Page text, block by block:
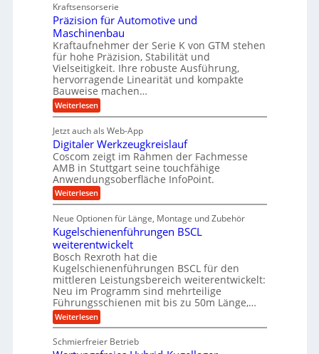
i
n
d
e
t
r
i
e
b
e
f
ü
r
r
a
e
U
m
g
e
b
u
n
g
e
n
d
A
u
f
t
r
a
s
e
i
n
g
a
n
g
l
o
s
e
,
w
e
n
i
g
e
r
S
t
e
l
e
n
h
n
s
t
a
n
g
e
n
g
e
t
r
i
e
b
e
f
ü
r
r
ä
z
i
s
e
H
u
b
b
e
w
e
g
Kraftsensorserie
Präzision für Automotive und
Maschinenbau
Kraftaufnehmer der Serie K von GTM stehen
für hohe Präzision, Stabilität und
Vielseitigkeit. Ihre robuste Ausführung,
hervorragende Linearität und kompakte
Bauweise machen…
Weiterlesen:
P
ä
z
i
s
i
o
n
f
r
A
u
t
o
m
o
t
i
v
e
n
Jetzt auch als Web-App
Digitaler Werkzeugkreislauf
Coscom zeigt im Rahmen der Fachmesse
AMB in Stuttgart seine touchfähige
Anwendungsoberfläche InfoPoint.
Weiterlesen:
D
g
i
t
a
l
e
r
W
e
r
k
z
e
u
Neue Optionen für Länge, Montage und Zubehör
Kugelschienenführungen BSCL
weiterentwickelt
Bosch Rexroth hat die
Kugelschienenführungen BSCL für den
mittleren Leistungsbereich weiterentwickelt:
Neu im Programm sind mehrteilige
Führungsschienen mit bis zu 50m Länge,…
Weiterlesen:
K
g
Schmierfreier Betrieb